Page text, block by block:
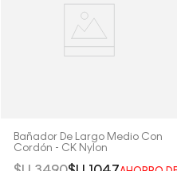
Bañador De Largo Medio Con
Cordón - CK Nylon